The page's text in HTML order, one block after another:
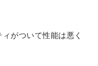
がついて性能は悪く